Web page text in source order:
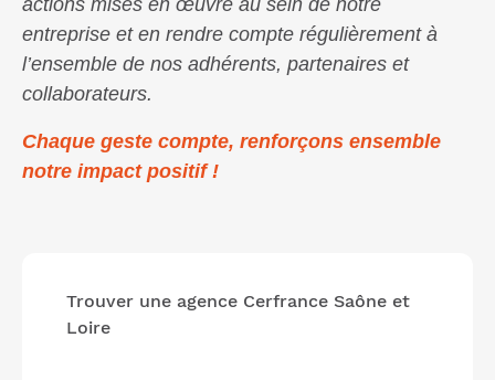
actions mises en œuvre au sein de notre
entreprise et en rendre compte régulièrement à
l’ensemble de nos adhérents, partenaires et
collaborateurs.
Chaque geste compte, renforçons ensemble
notre impact positif !
Trouver une agence Cerfrance Saône et
Loire